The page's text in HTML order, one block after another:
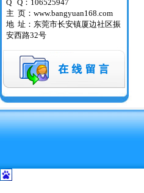
Q Q：106525947
主 页： www.bangyuan168.com
地 址：东莞市长安镇厦边社区振
安西路32号